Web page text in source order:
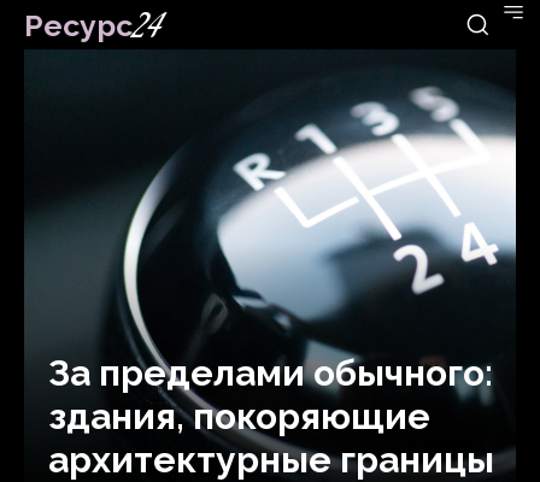
Ресурс24
За пределами обычного:
здания, покоряющие
архитектурные границы